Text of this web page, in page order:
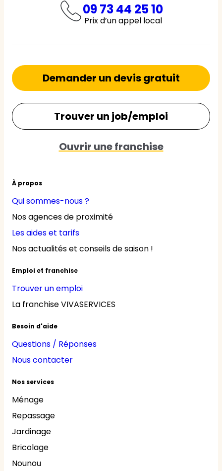
09 73 44 25 10
Prix d’un appel local
À propos
Qui sommes-nous ?
Nos agences de proximité
Les aides et tarifs
Nos actualités et conseils de saison !
Emploi et franchise
Trouver un emploi
La franchise VIVASERVICES
Besoin d'aide
Questions / Réponses
Nous contacter
Nos services
Ménage
Repassage
Jardinage
Bricolage
Nounou
Demander un devis gratuit
Trouver un job/emploi
Ouvrir une franchise